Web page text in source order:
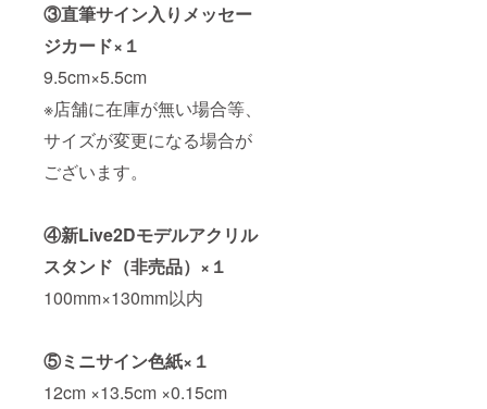
③直筆サイン入りメッセー
ジカード×１
9.5cm×5.5cm
※店舗に在庫が無い場合等、
サイズが変更になる場合が
ございます。
④新Live2Dモデルアクリル
スタンド（非売品）×１
100mm×130mm以内
⑤ミニサイン色紙×１
12cm ×13.5cm ×0.15cm